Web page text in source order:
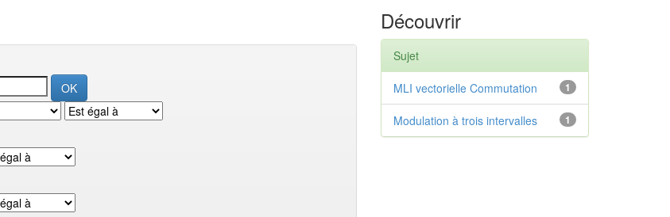
Découvrir
Sujet
1
MLI vectorielle Commutation
1
Modulation à trois intervalles